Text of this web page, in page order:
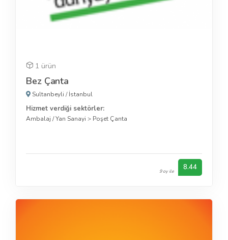
1 ürün
Bez Çanta
Sultanbeyli /İstanbul
Hizmet verdiği sektörler:
Ambalaj / Yan Sanayi > Poşet Çanta
9 oy ile 8.44